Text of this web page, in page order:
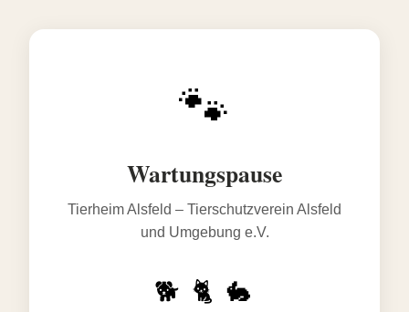
🐾
Wartungspause
Tierheim Alsfeld – Tierschutzverein Alsfeld
und Umgebung e.V.
🐕 🐈 🐇